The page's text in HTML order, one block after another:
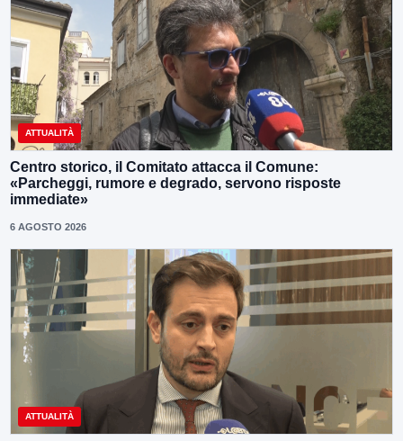
ATTUALITÀ
Centro storico, il Comitato attacca il Comune:
«Parcheggi, rumore e degrado, servono risposte
immediate»
6 AGOSTO 2026
ATTUALITÀ